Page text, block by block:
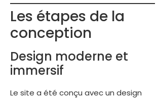
Les étapes de la
conception
Design moderne et
immersif
Le site a été conçu avec un design